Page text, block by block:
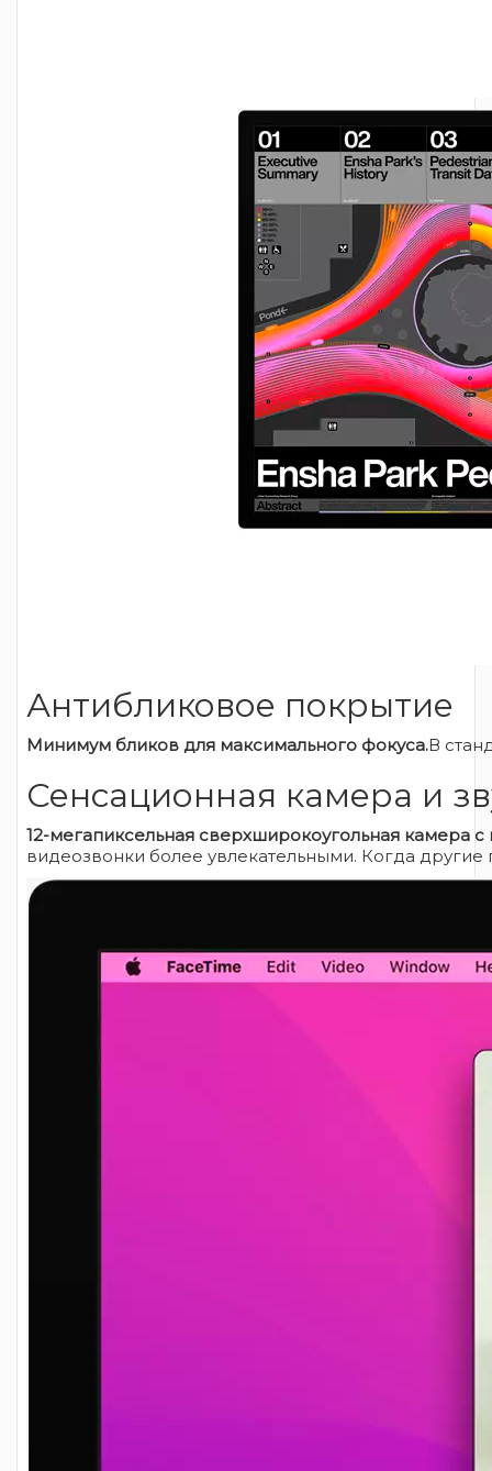
Антибликовое покрытие
Минимум бликов для максимального фокуса.В
Сенсационная камера и
12-мегапиксельная сверхширокоугольная камера с
видеозвонки более увлекательными. Когда